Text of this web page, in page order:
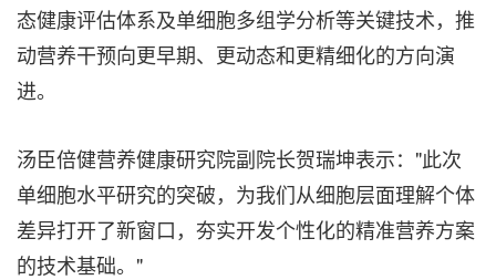
态健康评估体系及单细胞多组学分析等关键技术，推
动营养干预向更早期、更动态和更精细化的方向演
进。
汤臣倍健营养健康研究院副院长贺瑞坤表示："此次
单细胞水平研究的突破，为我们从细胞层面理解个体
差异打开了新窗口，夯实开发个性化的精准营养方案
的技术基础。"